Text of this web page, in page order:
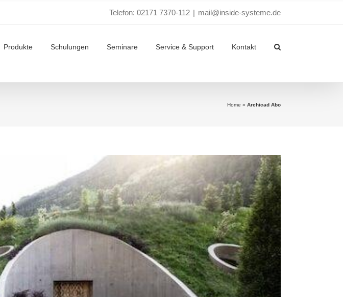
Telefon: 02171 7370-112 | mail@inside-systeme.de
Produkte Schulungen Seminare Service & Support Kontakt
Home » Archicad Abo